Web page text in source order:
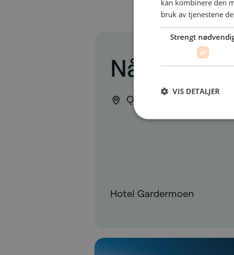
Når og
Quality Airport Hotel
Hotel Gardermoen
kan kombinere den
bruk av tjenestene
Strengt
VIS DETALJER